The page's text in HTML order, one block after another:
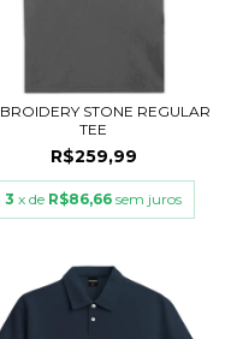
STONE REGULAR
TEE
R$259,99
3 x de R$86,66 sem juros